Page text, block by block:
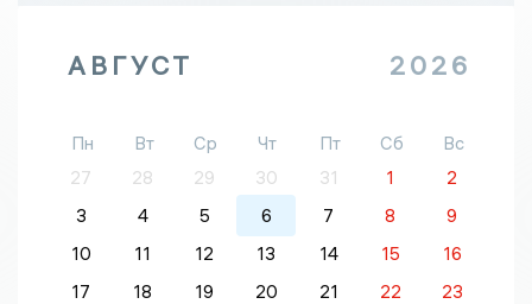
АВГУСТ 2026
Пн Вт Ср Чт Пт Сб
Вс
27
28 29 30 31 1
2
3
4 5 6 7 8
9
10
11 12 13 14 15
16
17
18 19 20 21 22
23